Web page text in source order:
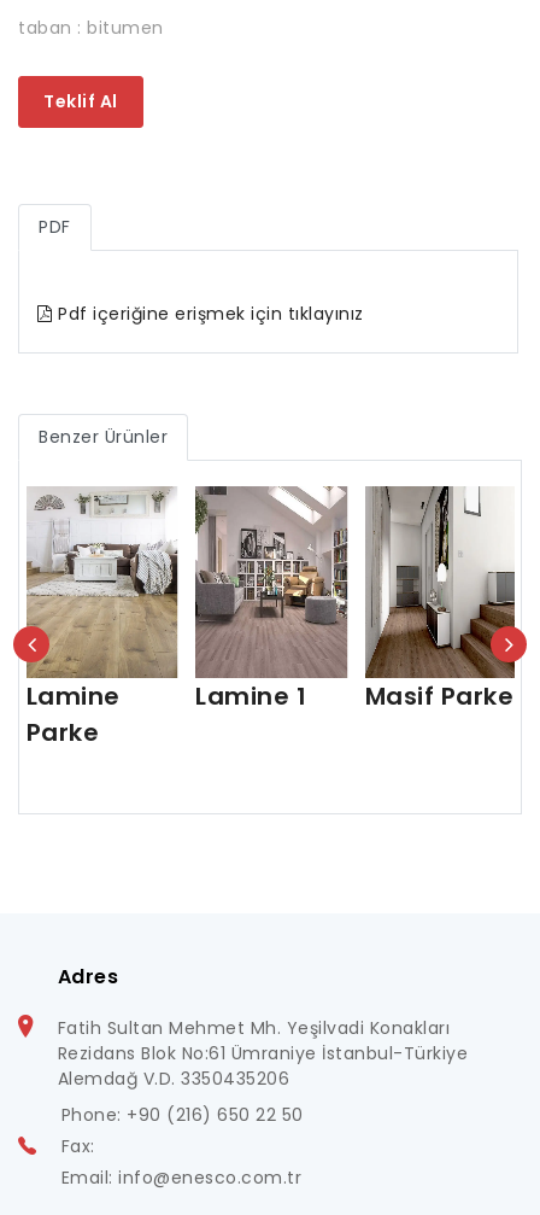
taban : bitumen
Teklif Al
PDF
Pdf içeriğine erişmek için tıklayınız
Benzer Ürünler
Lamine
Parke
Lamine 1 Masif Parke
Adres
Fatih Sultan Mehmet Mh. Yeşilvadi Konakları
Rezidans Blok No:61 Ümraniye İstanbul-Türkiye
Alemdağ V.D. 3350435206
Phone: +90 (216) 650 22 50
Fax:
Email: info@enesco.com.tr